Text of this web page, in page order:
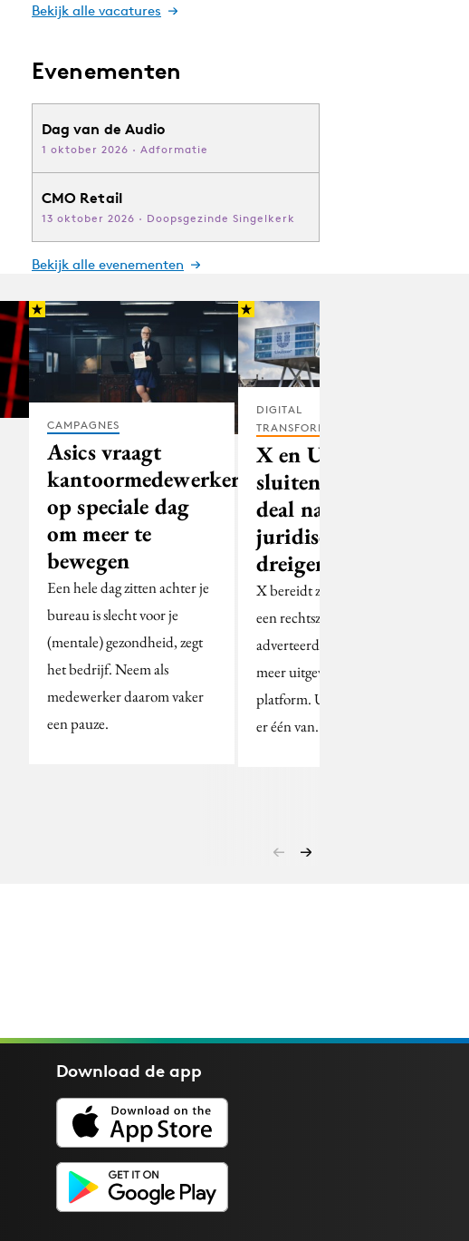
Bekijk alle vacatures
Evenementen
Dag van de Audio
1 oktober 2026 · Adformatie
CMO Retail
13 oktober 2026 · Doopsgezinde Singelkerk
Bekijk alle evenementen
CAMPAGNES
Asics vraagt
kantoormedewerkers
op speciale dag
om meer te
bewegen
Een hele dag zitten achter je
bureau is slecht voor je
(mentale) gezondheid, zegt
het bedrijf. Neem als
medewerker daarom vaker
een pauze.
DIGITAL
TRANSFORMATION
X en Unilever
sluiten nieuwe
deal na
juridische
dreigementen
X bereidt zich voor op
een rechtszaak tegen
adverteerders die niets
meer uitgeven op zijn
platform. Unilever was
er één van.
Download deapp